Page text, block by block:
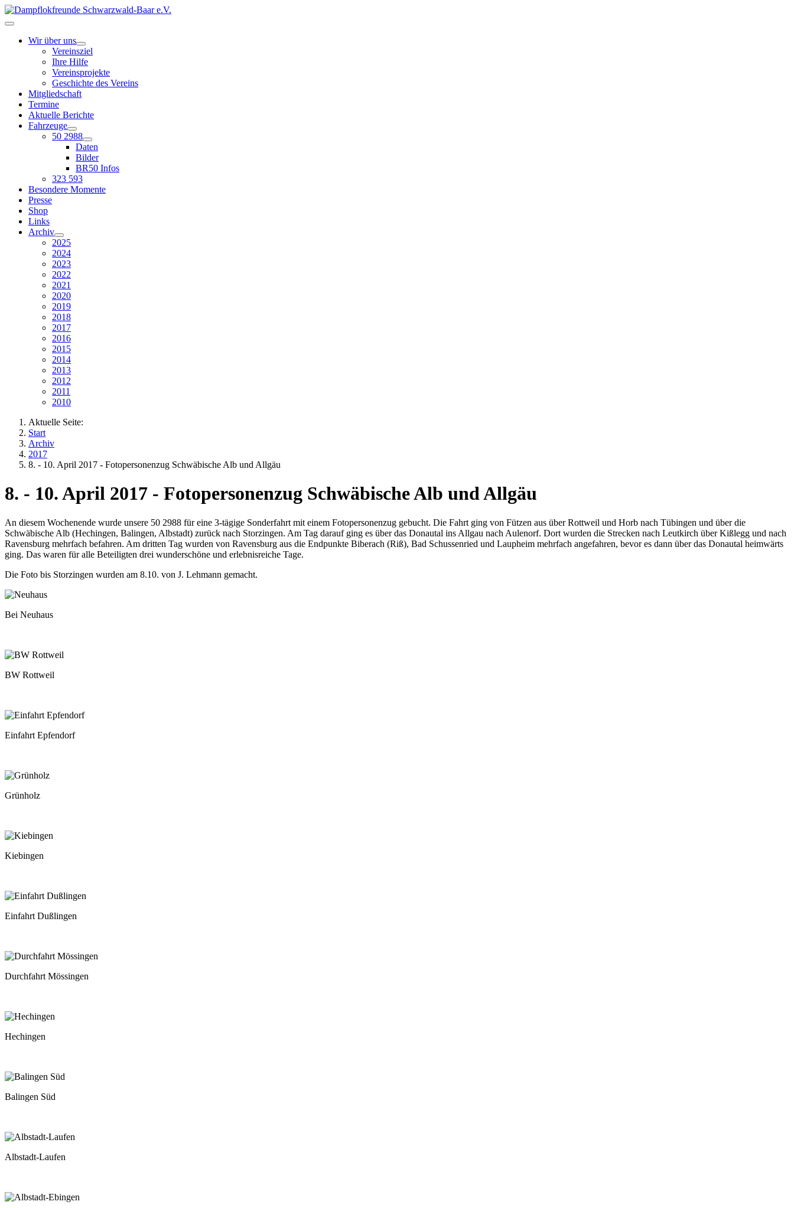
Wir über uns
Vereinsziel
Ihre Hilfe
Vereinsprojekte
Geschichte des Vereins
Mitgliedschaft
Termine
Aktuelle Berichte
Fahrzeuge
50 2988
Daten
Bilder
BR50 Infos
323 593
Besondere Momente
Presse
Shop
Links
Archiv
2025
2024
2023
2022
2021
2020
2019
2018
2017
2016
2015
2014
2013
2012
2011
2010
Aktuelle Seite:
Start
Archiv
2017
8. - 10. April 2017 - Fotopersonenzug Schwäbische Alb und Allgäu
8. - 10. April 2017 - Fotopersonenzug Schwäbische Alb und Allgäu
An diesem Wochenende wurde unsere 50 2988 für eine 3-tägige Sonderfahrt mit einem Fotopersonenzug gebucht. Die Fahrt ging von Fützen aus über Rottweil und Horb nach Tübingen und über die
Schwäbische Alb (Hechingen, Balingen, Albstadt) zurück nach Storzingen. Am Tag darauf ging es über das Donautal ins Allgau nach Aulenorf. Dort wurden die Strecken nach Leutkirch über Kißlegg und nach
Ravensburg mehrfach befahren. Am dritten Tag wurden von Ravensburg aus die Endpunkte Biberach (Riß), Bad Schussenried und Laupheim mehrfach angefahren, bevor es dann über das Donautal heimwärts
ging. Das waren für alle Beteiligten drei wunderschöne und erlebnisreiche Tage.
Die Foto bis Storzingen wurden am 8.10. von J. Lehmann gemacht.
Bei Neuhaus
BW Rottweil
Einfahrt Epfendorf
Grünholz
Kiebingen
Einfahrt Dußlingen
Durchfahrt Mössingen
Hechingen
Balingen Süd
Albstadt-Laufen